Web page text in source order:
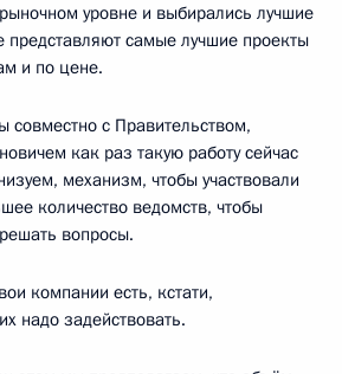
уровне и выбирались лучшие
представляют самые лучшие проекты
и по цене.
с Правительством,
как раз такую работу сейчас
механизм, чтобы участвовали
количество ведомств, чтобы
вопросы.
компании есть, кстати,
надо задействовать.